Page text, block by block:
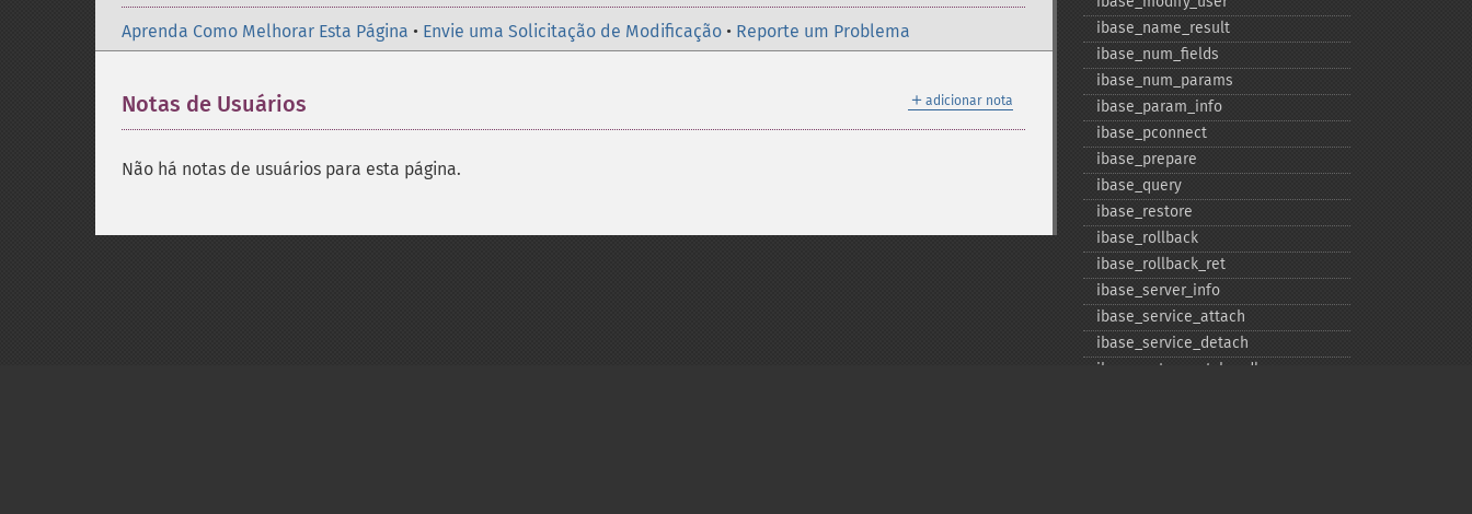
Aprenda Como Melhorar Esta Página • Envie uma Solicitação de Modificação • Reporte um Problema
＋ adicionar nota
Notas de Usuários
Não há notas de usuários para esta página.
ibase_​name_​result
ibase_​num_​fields
ibase_​num_​params
ibase_​param_​info
ibase_​pconnect
ibase_​prepare
ibase_​query
ibase_​restore
ibase_​rollback
ibase_​rollback_​ret
ibase_​server_​info
ibase_​service_​attach
ibase_​service_​detach
ibase_​set_​event_​handler